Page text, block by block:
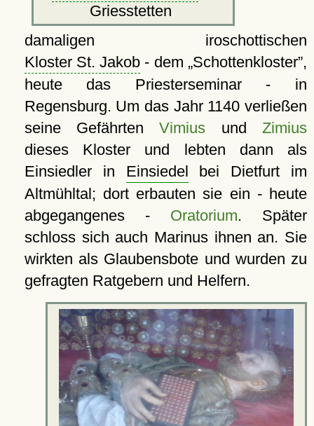
Griesstetten
damaligen iroschottischen
Kloster St. Jakob- dem Schottenkloster ,
heute das Priesterseminar - in
Regensburg. Um das Jahr 1140 verließen
seine GefährtenVimius und Zimius
dieses Kloster und lebten dann als
Einsiedler in Einsiedel
bei Dietfurt im
Altmühltal; dort erbauten sie ein - heute
abgegangenes - Oratorium. Später
schloss sich auch Marinus ihnen an. Sie
wirkten als Glaubensbote und wurden zu
gefragten Ratgebern und Helfern.